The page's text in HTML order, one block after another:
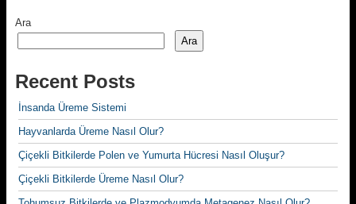
Ara
Ara
Recent Posts
İnsanda Üreme Sistemi
Hayvanlarda Üreme Nasıl Olur?
Çiçekli Bitkilerde Polen ve Yumurta Hücresi Nasıl Oluşur?
Çiçekli Bitkilerde Üreme Nasıl Olur?